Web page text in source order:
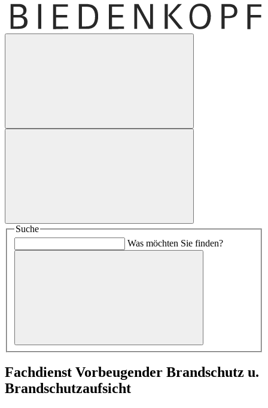
Suche
Was möchten Sie finden?
Fachdienst Vorbeugender Brandschutz u.
Brandschutzaufsicht